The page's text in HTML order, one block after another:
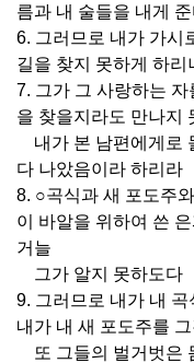
름과 내 술들을 내게
6. 그러므로 내가 가시
길을 찾지 못하게 하리
7. 그가 그 사랑하는
을 찾을지라도 만나지
내가 본 남편에게로
다 나았음이라 하리라
8. ○곡식과 새 포도주
이 바알을 위하여 쓴
거늘
그가 알지 못하도다
9. 그러므로 내가 내
내가 내 새 포도주를
또 그들의 벌거벗은